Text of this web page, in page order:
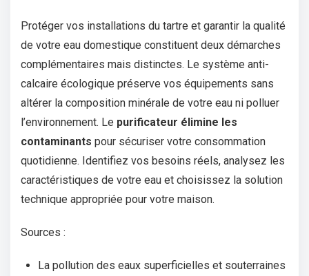
Protéger vos installations du tartre et garantir la qualité
de votre eau domestique constituent deux démarches
complémentaires mais distinctes. Le système anti-
calcaire écologique préserve vos équipements sans
altérer la composition minérale de votre eau ni polluer
l’environnement. Le purificateur élimine les
contaminants pour sécuriser votre consommation
quotidienne. Identifiez vos besoins réels, analysez les
caractéristiques de votre eau et choisissez la solution
technique appropriée pour votre maison.
Sources :
La pollution des eaux superficielles et souterraines